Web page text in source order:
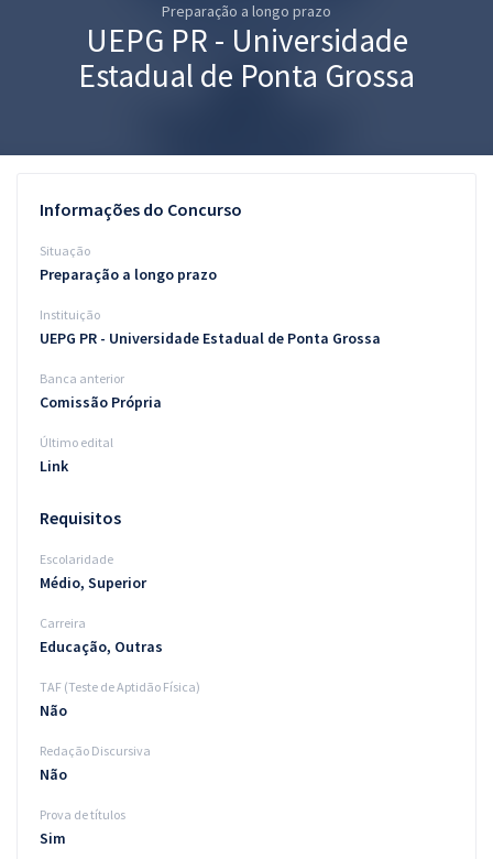
Graduação
Conteúdo gratuito
Blog
Preparação a longo prazo
UEPG PR - Universidade
Estadual de Ponta Grossa
Informações do Concurso
Situação
Preparação a longo prazo
Instituição
UEPG PR - Universidade Estadual de Ponta Grossa
Banca anterior
Comissão Própria
Último edital
Link
Requisitos
Escolaridade
Médio, Superior
Carreira
Educação, Outras
TAF (Teste de Aptidão Física)
Não
Redação Discursiva
Não
Prova de títulos
Sim